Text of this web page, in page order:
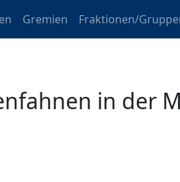
Gremien Fraktionen/
in der